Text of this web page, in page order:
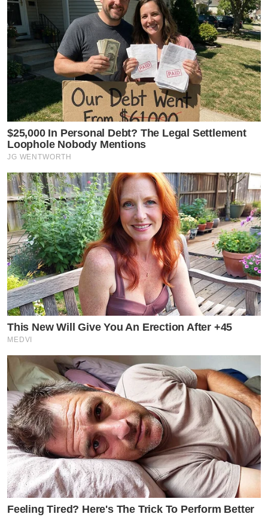
$25,000 In Personal Debt? The Legal Settlement
Loophole Nobody Mentions
JG WENTWORTH
This New Will Give You An Erection After +45
MEDVI
Feeling Tired? Here's The Trick To Perform Better